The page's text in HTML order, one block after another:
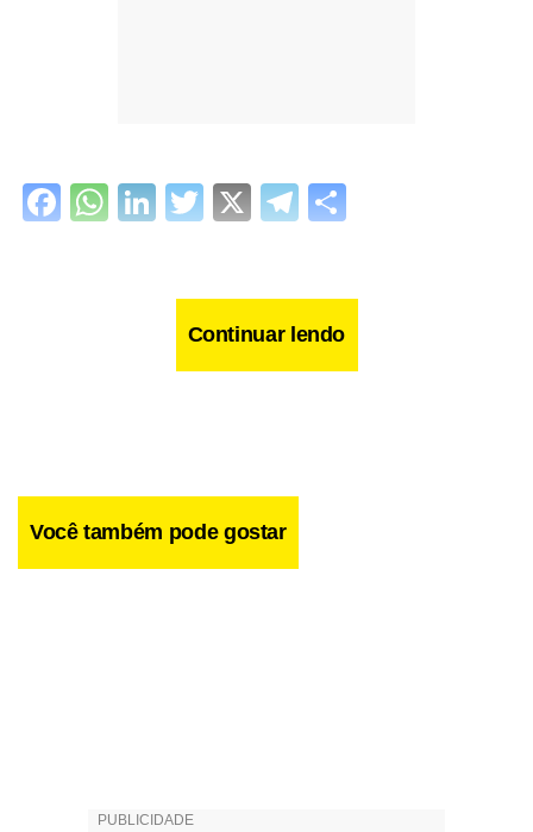
Facebook
WhatsApp
LinkedIn
Twitter
X Telegram
Continuar lendo
Você também pode gostar